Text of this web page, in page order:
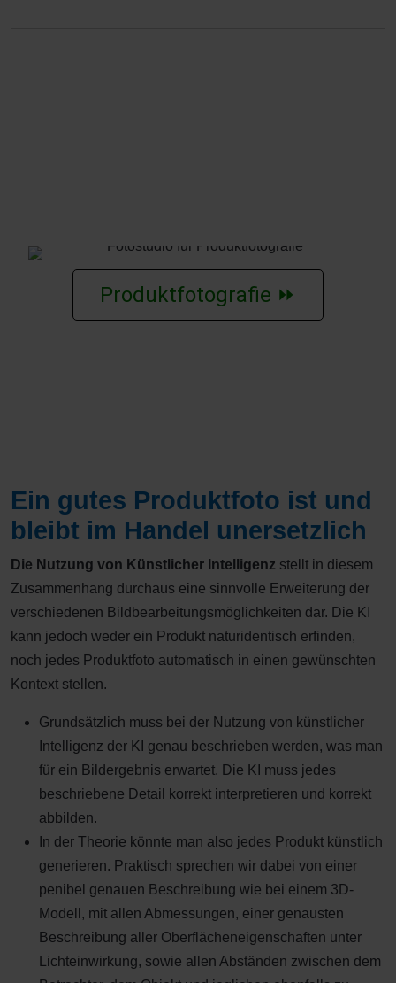
Produktfotografie ⏩
Ein gutes Produktfoto ist und
bleibt im Handel unersetzlich
Die Nutzung von Künstlicher Intelligenz stellt in diesem
Zusammenhang durchaus eine sinnvolle Erweiterung der
verschiedenen Bildbearbeitungsmöglichkeiten dar. Die KI
kann jedoch weder ein Produkt naturidentisch erfinden,
noch jedes Produktfoto automatisch in einen gewünschten
Kontext stellen.
Grundsätzlich muss bei der Nutzung von künstlicher
Intelligenz der KI genau beschrieben werden, was man
für ein Bildergebnis erwartet. Die KI muss jedes
beschriebene Detail korrekt interpretieren und korrekt
abbilden.
In der Theorie könnte man also jedes Produkt künstlich
generieren. Praktisch sprechen wir dabei von einer
penibel genauen Beschreibung wie bei einem 3D-
Modell, mit allen Abmessungen, einer genausten
Beschreibung aller Oberflächeneigenschaften unter
Lichteinwirkung, sowie allen Abständen zwischen dem